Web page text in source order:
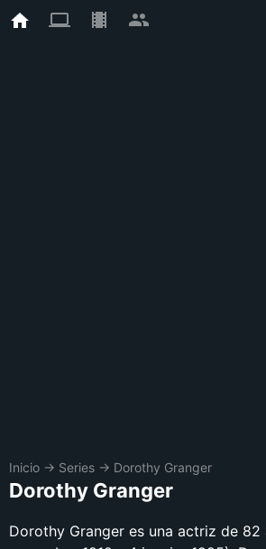
Inicio → Series → Dorothy Granger
Dorothy Granger
Dorothy Granger es una actriz de 82